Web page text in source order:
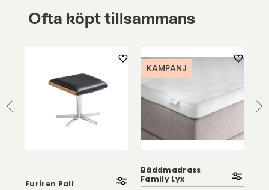
Ofta köpt tillsammans
Furiren Pall
KAMPANJ
Bäddmadrass
Family Lyx